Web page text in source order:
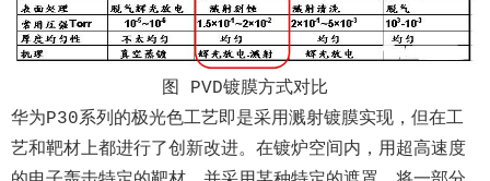
图 PVD镀膜方式对比
华为P30系列的极光色工艺即是采用溅射镀膜实现，但在工
艺和靶材上都进行了创新改进。在镀炉空间内，用超高速度